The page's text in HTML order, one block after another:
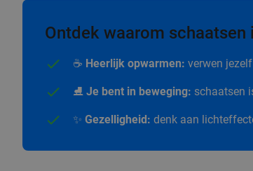
Ontdek waarom
☕ Heerlijk opwarmen: verwen
⛸️ Je bent in beweging: schaatsen
✨ Gezelligheid: denk aan